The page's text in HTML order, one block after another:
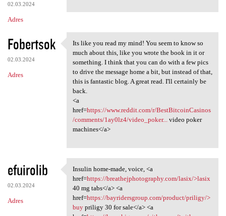
02.03.2024
Adres
Fobertsok
02.03.2024
Adres
Its like you read my mind!
Its like you read my mind! You seem to know so
much about this, like you wrote the book in it or
something. I think that you can do with a few pics
to drive the message home a bit, but instead of that,
this is fantastic blog. A great read. I'll certainly be
back.
<a
href=https://www.reddit.com/r/BestBitcoinCasinos
/comments/1ay0lz4/video_poker...
video poker
machines</a>
efuirolib
02.03.2024
Adres
Insulin home-made, voice, <a
Insulin home-made, voice, <a
href=https://breathejphotography.com/lasix/>lasix
40 mg tabs</a> <a
href=https://bayridersgroup.com/product/priligy/>
buypriligy 30 for sale</a> <a